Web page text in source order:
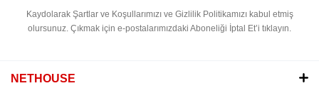
Kaydolarak Şartlar ve Koşullarımızı ve Gizlilik Politikamızı kabul etmiş
olursunuz. Çıkmak için e-postalarımızdaki Aboneliği İptal Et’i tıklayın.
NETHOUSE